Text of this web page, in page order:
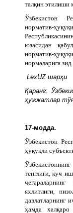
талқин этилиши
Ўзбекистон
норматив-
юзасидан
норматив-
нормаларига
LexUZ шарҳи
Қаранг:
ҳужжатлар
17-модда.
Ўзбекистон
ҳуқуқли
тенглиги, куч
яхлитлиги,
давлатларнинг
ҳамда